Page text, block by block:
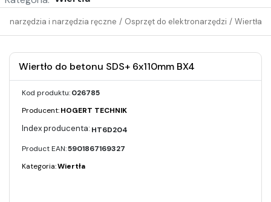
Wiertła
/
Osprzęt do elektronarzędzi
/
i narzędzia ręczne
Wiertło do betonu SDS+ 6x110mm BX4
Kod produktu:026785
Producent:HOGERT TECHNIK
HT6D204
Product EAN:5901867169327
Kategoria:Wiertła